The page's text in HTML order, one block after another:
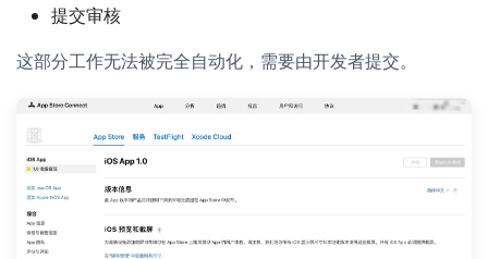
提交审核
这部分工作无法被完全自动化，需要由开发者提交。